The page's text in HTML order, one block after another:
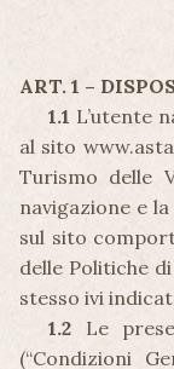
ART. 1 –
1.1 L’utente
al sito
Turismo delle
navigazione e
sul sito
delle Politiche
stesso ivi
1.2 Le
(“Condizioni